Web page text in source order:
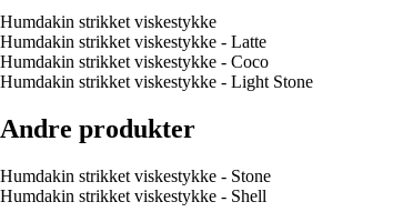
Humdakin strikket viskestykke
Humdakin strikket viskestykke - Latte
Humdakin strikket viskestykke - Coco
Humdakin strikket viskestykke - Light Stone
Andre produkter
Humdakin strikket viskestykke - Stone
Humdakin strikket viskestykke - Shell